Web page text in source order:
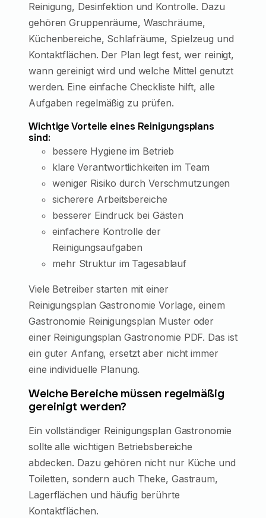
Reinigung, Desinfektion und Kontrolle. Dazu
gehören Gruppenräume, Waschräume,
Küchenbereiche, Schlafräume, Spielzeug und
Kontaktflächen. Der Plan legt fest, wer reinigt,
wann gereinigt wird und welche Mittel genutzt
werden. Eine einfache Checkliste hilft, alle
Aufgaben regelmäßig zu prüfen.
Wichtige Vorteile eines Reinigungsplans
sind:
bessere Hygiene im Betrieb
klare Verantwortlichkeiten im Team
weniger Risiko durch Verschmutzungen
sicherere Arbeitsbereiche
besserer Eindruck bei Gästen
einfachere Kontrolle der
Reinigungsaufgaben
mehr Struktur im Tagesablauf
Viele Betreiber starten mit einer
Reinigungsplan Gastronomie Vorlage, einem
Gastronomie Reinigungsplan Muster oder
einer Reinigungsplan Gastronomie PDF. Das ist
ein guter Anfang, ersetzt aber nicht immer
eine individuelle Planung.
Welche Bereiche müssen regelmäßig
gereinigt werden?
Ein vollständiger Reinigungsplan Gastronomie
sollte alle wichtigen Betriebsbereiche
abdecken. Dazu gehören nicht nur Küche und
Toiletten, sondern auch Theke, Gastraum,
Lagerflächen und häufig berührte
Kontaktflächen.